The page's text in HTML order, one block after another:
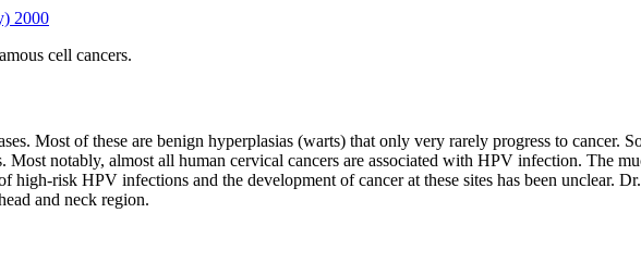
2000
cell cancers.
Most of these are benign hyperplasias (warts) that only very rarely progress to cancer.
Most notably, almost all human cervical cancers are associated with HPV infection. The
risk HPV infections and the development of cancer at these sites has been unclear.
and neck region.